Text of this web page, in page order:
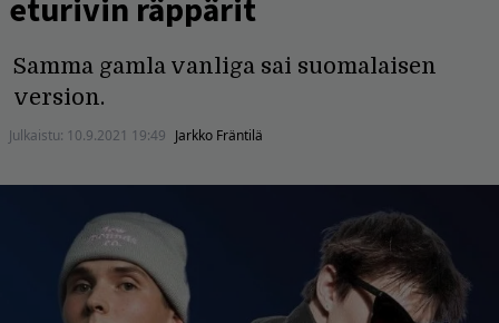
eturivin räppärit
Samma gamla vanliga sai suomalaisen
version.
Julkaistu: 10.9.2021 19:49 Jarkko Fräntilä